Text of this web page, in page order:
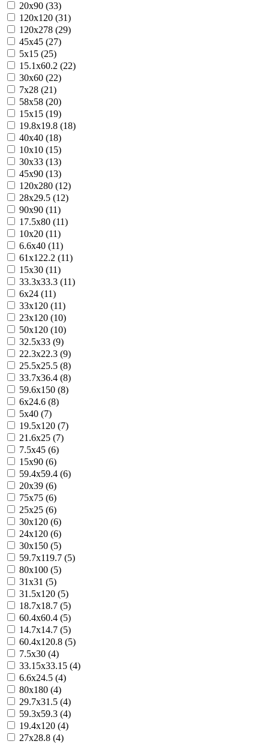
20x90 (33)
120x120 (31)
120x278 (29)
45x45 (27)
5x15 (25)
15.1x60.2 (22)
30x60 (22)
7x28 (21)
58x58 (20)
15x15 (19)
19.8x19.8 (18)
40x40 (18)
10x10 (15)
30x33 (13)
45x90 (13)
120x280 (12)
28x29.5 (12)
90x90 (11)
17.5x80 (11)
10x20 (11)
6.6x40 (11)
61x122.2 (11)
15x30 (11)
33.3x33.3 (11)
6x24 (11)
33x120 (11)
23x120 (10)
50x120 (10)
32.5x33 (9)
22.3x22.3 (9)
25.5x25.5 (8)
33.7x36.4 (8)
59.6x150 (8)
6x24.6 (8)
5x40 (7)
19.5x120 (7)
21.6x25 (7)
7.5x45 (6)
15x90 (6)
59.4x59.4 (6)
20x39 (6)
75x75 (6)
25x25 (6)
30x120 (6)
24x120 (6)
30x150 (5)
59.7x119.7 (5)
80x100 (5)
31x31 (5)
31.5x120 (5)
18.7x18.7 (5)
60.4x60.4 (5)
14.7x14.7 (5)
60.4x120.8 (5)
7.5x30 (4)
33.15x33.15 (4)
6.6x24.5 (4)
80x180 (4)
29.7x31.5 (4)
59.3x59.3 (4)
19.4x120 (4)
27x28.8 (4)